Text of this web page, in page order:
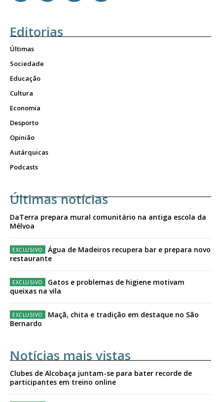
Editorias
Últimas
Sociedade
Educação
Cultura
Economia
Desporto
Opinião
Autárquicas
Podcasts
Últimas notícias
DaTerra prepara mural comunitário na antiga escola da
Mélvoa
Água de Madeiros recupera bar e prepara novo
restaurante
Gatos e problemas de higiene motivam
queixas na vila
Maçã, chita e tradição em destaque no São
Bernardo
Notícias mais vistas
Clubes de Alcobaça juntam-se para bater recorde de
participantes em treino online